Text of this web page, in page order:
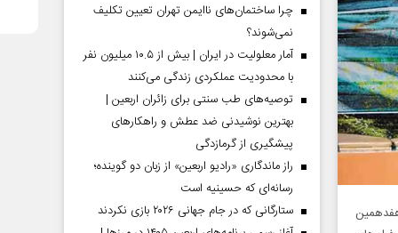
چرا ساختمان‌های ناایمن تهران تعیین تکلیف
نمی‌شوند؟
آمار معلولیت در ایران | بیش از ۱۰.۵ میلیون نفر
با محدودیت عملکردی زندگی می‌کنند
توصیه‌های طب سنتی برای زائران اربعین |
بهترین نوشیدنی ضد عطش و راهکارهای
پیشگیری از گرمازدگی
راز ماندگاری «رادیو اربعین» از زبان دو گوینده؛
رسانه‌ای که حسینیه است
ستارگانی که در جام جهانی ۲۰۲۶ بازی نکردند